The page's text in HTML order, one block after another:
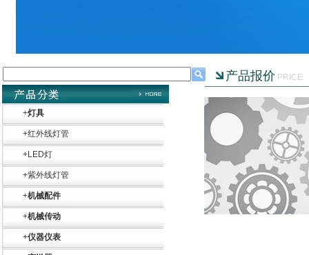
+灯具
+红外线灯管
+LED灯
+紫外线灯管
+机械配件
+机械传动
+仪器仪表
产品报价 PRICE